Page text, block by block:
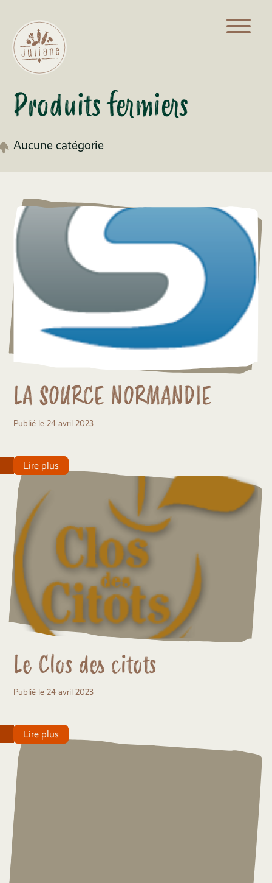
Produits fermiers
Aucune catégorie
LA SOURCE NORMANDIE
Publié le 24 avril 2023
Lire plus
Le Clos des citots
Publié le 24 avril 2023
Lire plus